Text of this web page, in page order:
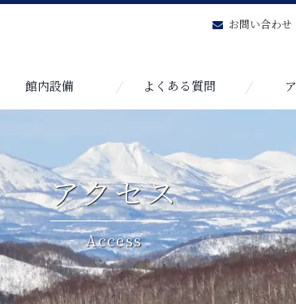
館内設備 よくある質問
お問い合わせ
アクセス
Access